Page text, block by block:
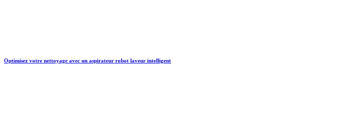
Optimisez votre nettoyage avec un aspirateur robot laveur intelligent